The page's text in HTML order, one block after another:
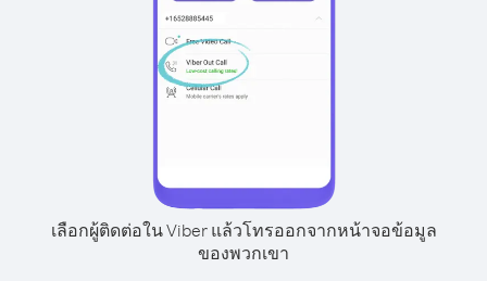
เลือกผู้ติดต่อใน Viber แล้วโทรออกจากหน้าจอข้อมูล
ของพวกเขา